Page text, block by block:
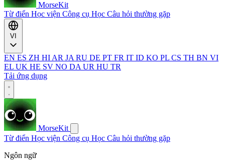
MorseKit
Từ điển Học viện Công cụ Học Câu hỏi thường gặp
EN ES ZH HI AR JA RU DE PT FR IT ID KO PL CS TH BN VI
EL UK HE SV NO DA UR HU TR
Tải ứng dụng
MorseKit
Từ điển Học viện Công cụ Học Câu hỏi thường gặp
Ngôn ngữ